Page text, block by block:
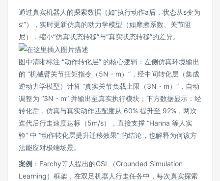
通过真实机器人的探索数据（如“执行动作a后，状态从s变为
s’”），实时更新仿真的动力学模型（如摩擦系数、关节阻
尼），缩小“仿真状态转移”与“真实状态转移”的差异。
图中清晰标注 “动作转化层” 的核心逻辑：左侧仿真环境输出
的 “机械臂关节扭矩指令（5N・m）”，经中间转化层（集成
逆动力学模型）计算 “真实关节负载上限（3N・m）”，自动
调整为 “3N・m” 并输出至真实执行模块；下方数据显示：经
转化后，仿真与真实动作匹配度从 60% 提升至 92%，两次
迭代后行走速度达标（5m/s），直接支撑 “Hanna 等人实
验” 中 “动作转化层提升迁移效果” 的结论，也解释为何该方
法能应对极端场景。
案例 ：Farchy等人提出的GSL（Grounded Simulation
Learning）框架，在双足机器人行走任务中，每次真实探索